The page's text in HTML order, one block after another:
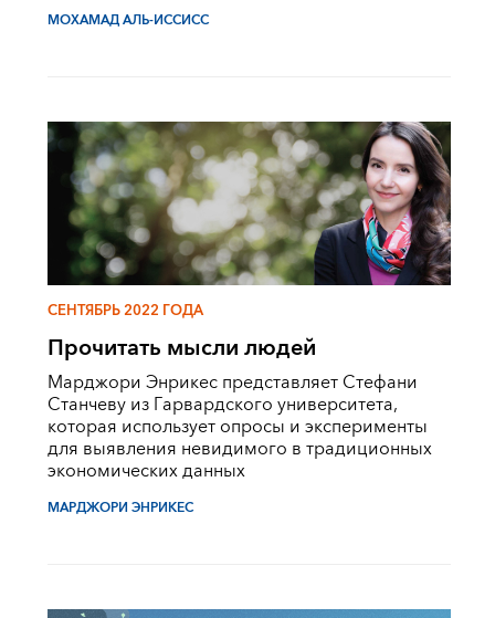
МОХАМАД АЛЬ-ИССИСС
СЕНТЯБРЬ 2022 ГОДА
Прочитать мысли людей
Марджори Энрикес представляет Стефани
Станчеву из Гарвардского университета,
которая использует опросы и эксперименты
для выявления невидимого в традиционных
экономических данных
МАРДЖОРИ ЭНРИКЕС